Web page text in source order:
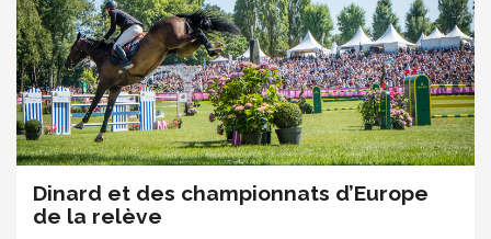
Dinard et des championnats d’Europe
de la relève